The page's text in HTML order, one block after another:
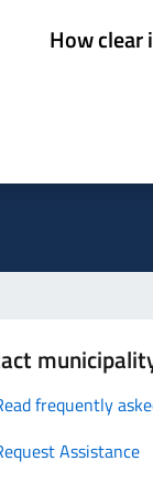
How clear
frequently
Assistance